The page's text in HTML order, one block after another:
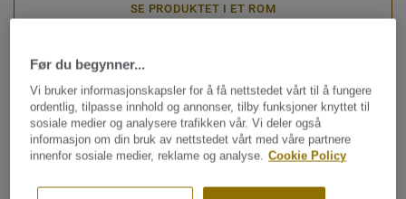
SE PRODUKTET I ET ROM
Heterogene vinylgulv|Akustikkgulv
Nordic Stabil - French Oak
LIGHT BROWN
Nordic Stabil er et slitesterkt vinylgulv spesialutviklet for
boliger. Det er deilig å gå på, gir god trinnlyddemping (18
Før du begynner...
Vi bruker informasjonskapsler for å få nettstedet vårt til å fungere
ordentlig, tilpasse innhold og annonser, tilby funksjoner knyttet til
sosiale medier og analysere trafikken vår. Vi deler også
informasjon om din bruk av nettstedet vårt med våre partnere
innenfor sosiale medier, reklame og analyse. Cookie Policy